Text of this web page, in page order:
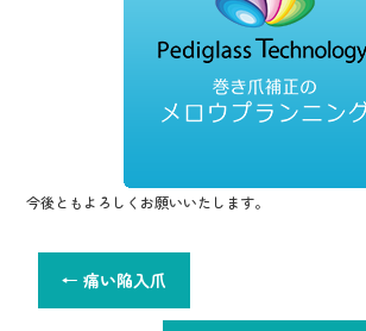
今後ともよろしくお願いいたします。
← 痛い陥入爪